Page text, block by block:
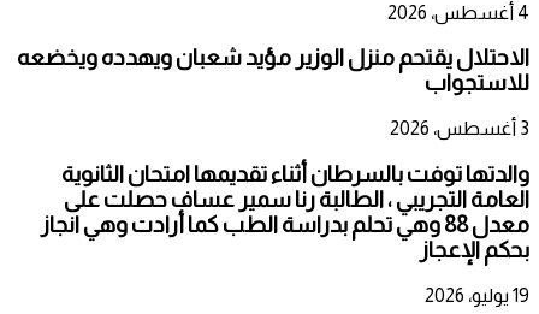
4 أغسطس، 2026
الاحتلال يقتحم منزل الوزير مؤيد شعبان ويهدده ويخضعه
للاستجواب
3 أغسطس، 2026
والدتها توفت بالسرطان أثناء تقديمها امتحان الثانوية
العامة التجريبي ، الطالبة رنا سمير عساف حصلت على
معدل 88 وهي تحلم بدراسة الطب كما أرادت وهي انجاز
بحكم الإعجاز
19 يوليو، 2026